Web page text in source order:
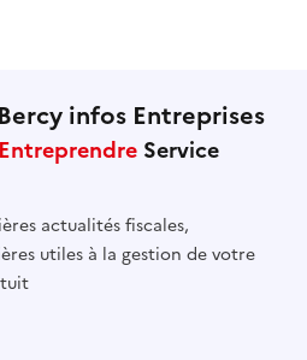
infos Entreprises
Entreprendre Service
actualités fiscales,
utiles à la gestion de votre